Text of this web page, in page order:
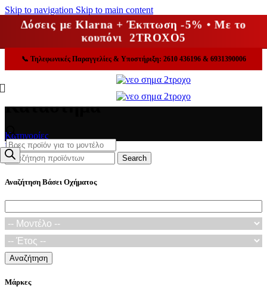
Skip to navigation Skip to main content
Δόσεις με Klarna + Έκπτωση -5% • Με το
κουπόνι 2TROXO5
📞 Τηλεφωνικές Παραγγελίες & Υποστήριξη: 2610 436196 & 6931390006
Products
search
Κατάστημα
Κατηγορίες
Κλείσε
Search
Αναζήτηση Βάσει Οχήματος
Αναζήτηση
Μάρκες